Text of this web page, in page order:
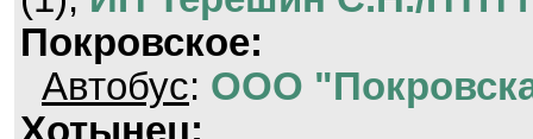
Покровское:
Автобус: ООО
Хотынец: